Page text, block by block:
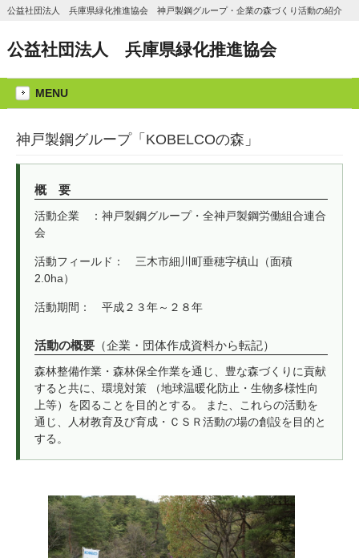
公益社団法人 兵庫県緑化推進協会 神戸製鋼グループ・企業の森づくり活動の紹介
公益社団法人 兵庫県緑化推進協会
MENU
神戸製鋼グループ「KOBELCOの森」
概 要
活動企業 ：神戸製鋼グループ・全神戸製鋼労働組合連合
会
活動フィールド： 三木市細川町垂穂字槙山（面積
2.0ha）
活動期間： 平成２３年～２８年
活動の概要（企業・団体作成資料から転記）
森林整備作業・森林保全作業を通じ、豊な森づくりに貢献
すると共に、環境対策 （地球温暖化防止・生物多様性向
上等）を図ることを目的とする。 また、これらの活動を
通じ、人材教育及び育成・ＣＳＲ活動の場の創設を目的と
する。